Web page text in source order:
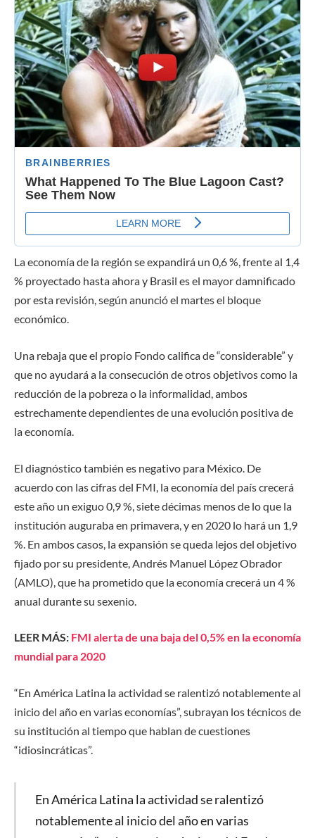
La economía de la región se expandirá un 0,6 %, frente al 1,4
% proyectado hasta ahora y Brasil es el mayor damnificado
por esta revisión, según anunció el martes el bloque
económico.
Una rebaja que el propio Fondo califica de “considerable” y
que no ayudará a la consecución de otros objetivos como la
reducción de la pobreza o la informalidad, ambos
estrechamente dependientes de una evolución positiva de
la economía.
El diagnóstico también es negativo para México. De
acuerdo con las cifras del FMI, la economía del país crecerá
este año un exiguo 0,9 %, siete décimas menos de lo que la
institución auguraba en primavera, y en 2020 lo hará un 1,9
%. En ambos casos, la expansión se queda lejos del objetivo
fijado por su presidente, Andrés Manuel López Obrador
(AMLO), que ha prometido que la economía crecerá un 4 %
anual durante su sexenio.
LEER MÁS: FMI alerta de una baja del 0,5% en la economía
mundial para 2020
“En América Latina la actividad se ralentizó notablemente al
inicio del año en varias economías”, subrayan los técnicos de
su institución al tiempo que hablan de cuestiones
“idiosincráticas”.
En América Latina la actividad se ralentizó
notablemente al inicio del año en varias